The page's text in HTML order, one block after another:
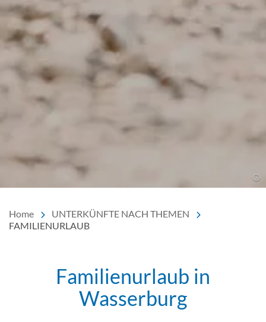
Home
UNTERKÜNFTE NACH THEMEN
FAMILIENURLAUB
Einleitung
Familienurlaub in
Wasserburg